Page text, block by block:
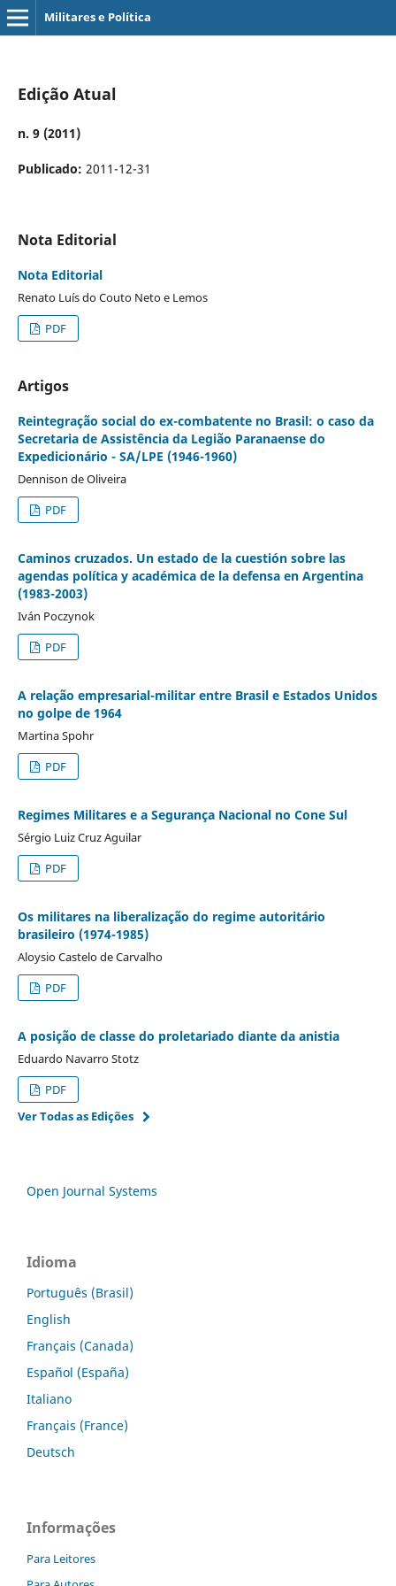
Militares e Política
Edição Atual
n. 9 (2011)
Publicado: 2011-12-31
Nota Editorial
Nota Editorial
Renato Luís do Couto Neto e Lemos
PDF
Artigos
Reintegração social do ex-combatente no Brasil: o caso da
Secretaria de Assistência da Legião Paranaense do
Expedicionário - SA/LPE (1946-1960)
Dennison de Oliveira
PDF
Caminos cruzados. Un estado de la cuestión sobre las
agendas política y académica de la defensa en Argentina
(1983-2003)
Iván Poczynok
PDF
A relação empresarial-militar entre Brasil e Estados Unidos
no golpe de 1964
Martina Spohr
PDF
Regimes Militares e a Segurança Nacional no Cone Sul
Sérgio Luiz Cruz Aguilar
PDF
Os militares na liberalização do regime autoritário
brasileiro (1974-1985)
Aloysio Castelo de Carvalho
PDF
A posição de classe do proletariado diante da anistia
Eduardo Navarro Stotz
PDF
Ver Todas as Edições
Open Journal Systems
Idioma
Português (Brasil)
English
Français (Canada)
Español (España)
Italiano
Français (France)
Deutsch
Informações
Para Leitores